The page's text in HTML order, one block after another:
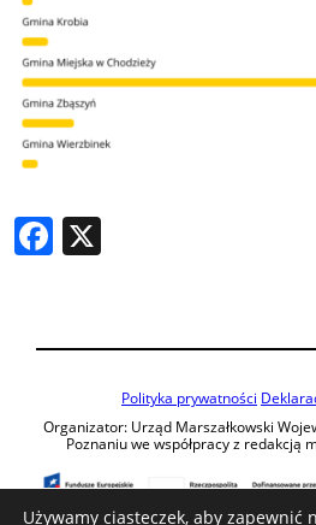
Facebook
Polityka prywatności
Organizator: Urząd Marszałkowski
Poznaniu we współpracy z redakcją
Używamy ciasteczek, aby zapewnić